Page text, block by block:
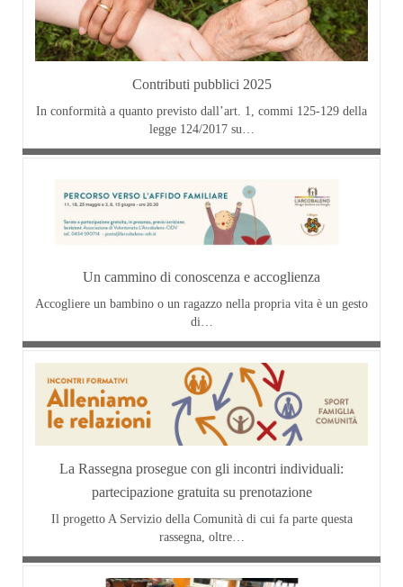
Contributi pubblici 2025
In conformità a quanto previsto dall’art. 1, commi 125-129 della
legge 124/2017 su…
Un cammino di conoscenza e accoglienza
Accogliere un bambino o un ragazzo nella propria vita è un gesto
di…
La Rassegna prosegue con gli incontri individuali:
partecipazione gratuita su prenotazione
Il progetto A Servizio della Comunità di cui fa parte questa
rassegna, oltre…